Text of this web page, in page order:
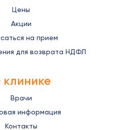
Цены
Акции
на прием
для возврата НДФЛ
Врачи
информация
Контакты